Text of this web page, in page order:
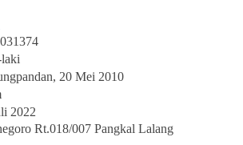
20 Mei 2010
2022
Rt.018/007 Pangkal Lalang